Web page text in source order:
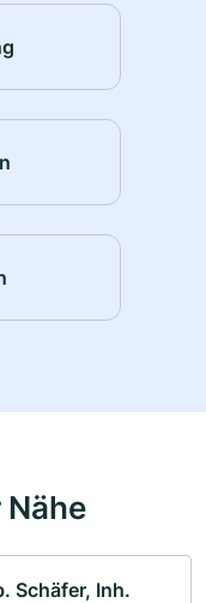
Schäfer, Inh.